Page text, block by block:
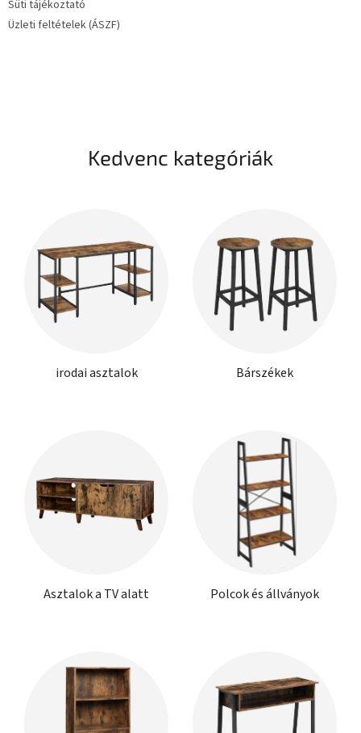
Süti tájékoztató
Üzleti feltételek (ÁSZF)
Kedvenc kategóriák
irodai asztalok Bárszékek
Asztalok a TV alatt Polcok és állványok